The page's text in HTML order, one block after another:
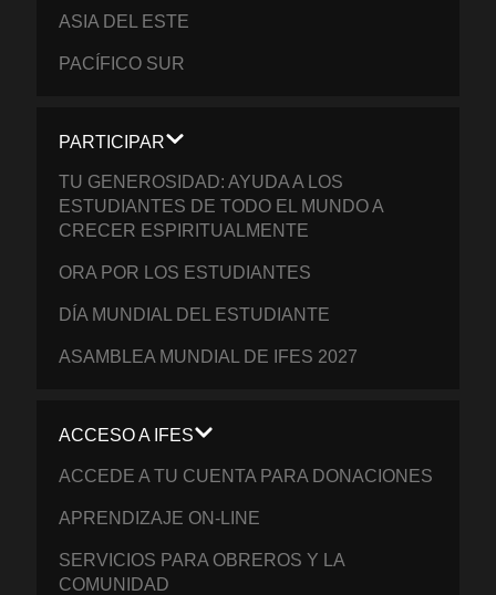
ASIA DEL ESTE
PACÍFICO SUR
PARTICIPAR
TU GENEROSIDAD: AYUDA A LOS
ESTUDIANTES DE TODO EL MUNDO A
CRECER ESPIRITUALMENTE
ORA POR LOS ESTUDIANTES
DÍA MUNDIAL DEL ESTUDIANTE
ASAMBLEA MUNDIAL DE IFES 2027
ACCESO A IFES
ACCEDE A TU CUENTA PARA DONACIONES
APRENDIZAJE ON-LINE
SERVICIOS PARA OBREROS Y LA
COMUNIDAD